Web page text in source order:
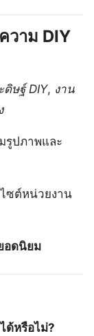
วาม DIY
ดิษฐ์ DIY, งาน
รูปภาพและ
ซต์หน่วยงาน
อดนิยม
ด้หรือไม่?